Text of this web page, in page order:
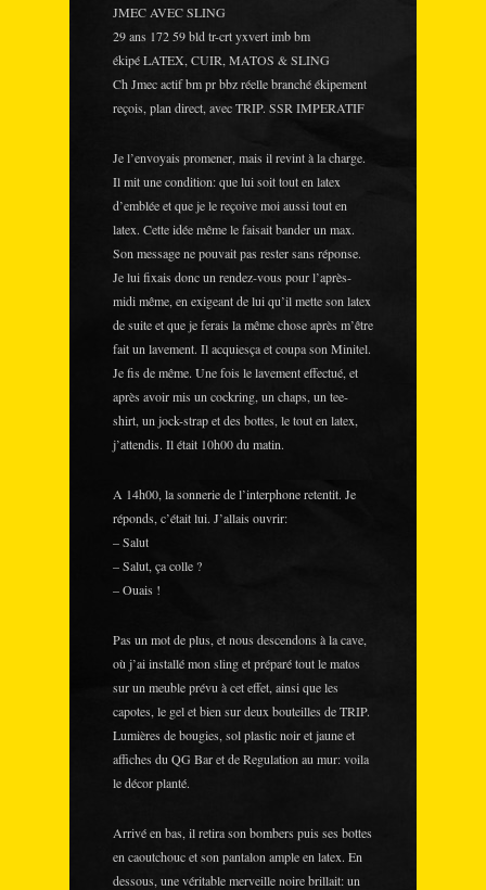
JMEC AVEC SLING
29 ans 172 59 bld tr-crt yxvert imb bm
ékipé LATEX, CUIR, MATOS & SLING
Ch Jmec actif bm pr bbz réelle branché ékipement
reçois, plan direct, avec TRIP. SSR IMPERATIF
Je l’envoyais promener, mais il revint à la charge.
Il mit une condition: que lui soit tout en latex
d’emblée et que je le reçoive moi aussi tout en
latex. Cette idée même le faisait bander un max.
Son message ne pouvait pas rester sans réponse.
Je lui fixais donc un rendez-vous pour l’après-
midi même, en exigeant de lui qu’il mette son latex
de suite et que je ferais la même chose après m’être
fait un lavement. Il acquiesça et coupa son Minitel.
Je fis de même. Une fois le lavement effectué, et
après avoir mis un cockring, un chaps, un tee-
shirt, un jock-strap et des bottes, le tout en latex,
j’attendis. Il était 10h00 du matin.
A 14h00, la sonnerie de l’interphone retentit. Je
réponds, c’était lui. J’allais ouvrir:
– Salut
– Salut, ça colle ?
– Ouais !
Pas un mot de plus, et nous descendons à la cave,
où j’ai installé mon sling et préparé tout le matos
sur un meuble prévu à cet effet, ainsi que les
capotes, le gel et bien sur deux bouteilles de TRIP.
Lumières de bougies, sol plastic noir et jaune et
affiches du QG Bar et de Regulation au mur: voila
le décor planté.
Arrivé en bas, il retira son bombers puis ses bottes
en caoutchouc et son pantalon ample en latex. En
dessous, une véritable merveille noire brillait: un